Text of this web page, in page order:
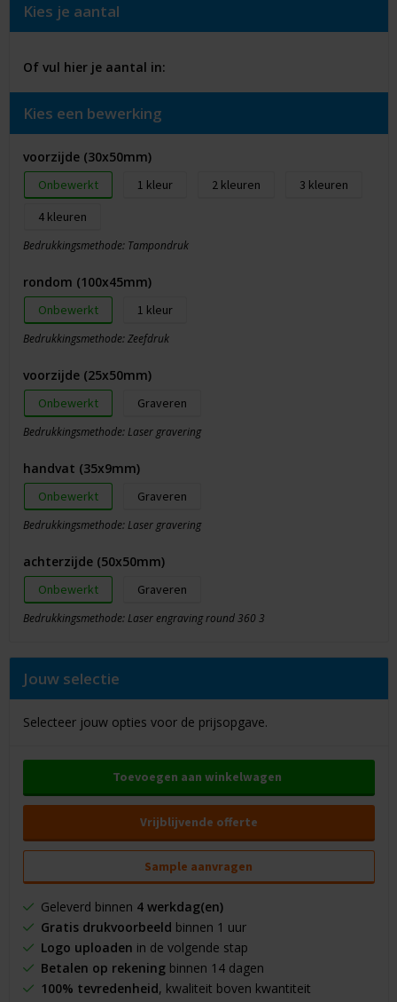
Kies je aantal
Of vul hier je aantal in:
Kies een bewerking
voorzijde (30x50mm)
Onbewerkt 1 2
3
4
Bedrukkingsmethode: Tampondruk
rondom (100x45mm)
Onbewerkt 1
Bedrukkingsmethode: Zeefdruk
voorzijde (25x50mm)
Onbewerkt Graveren
Bedrukkingsmethode: Laser gravering
handvat (35x9mm)
Onbewerkt Graveren
Bedrukkingsmethode: Laser gravering
achterzijde (50x50mm)
Onbewerkt Graveren
Bedrukkingsmethode: Laser engraving round 360 3
Jouw selectie
Selecteer jouw opties voor de prijsopgave.
Toevoegen aan winkelwagen
Vrijblijvende offerte
Sample aanvragen
Geleverd binnen 4 werkdag(en)
Gratis drukvoorbeeld binnen 1 uur
Logo uploaden in de volgende stap
Betalen op rekeningbinnen 14 dagen
100% tevredenheid, kwaliteit boven kwantiteit